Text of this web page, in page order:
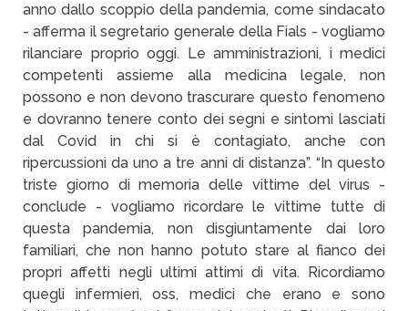
anno dallo scoppio della pandemia, come sindacato
- afferma il segretario generale della Fials - vogliamo
rilanciare proprio oggi. Le amministrazioni, i medici
competenti assieme alla medicina legale, non
possono e non devono trascurare questo fenomeno
e dovranno tenere conto dei segni e sintomi lasciati
dal Covid in chi si è contagiato, anche con
ripercussioni da uno a tre anni di distanza”. “In questo
triste giorno di memoria delle vittime del virus -
conclude - vogliamo ricordare le vittime tutte di
questa pandemia, non disgiuntamente dai loro
familiari, che non hanno potuto stare al fianco dei
propri affetti negli ultimi attimi di vita. Ricordiamo
quegli infermieri, oss, medici che erano e sono